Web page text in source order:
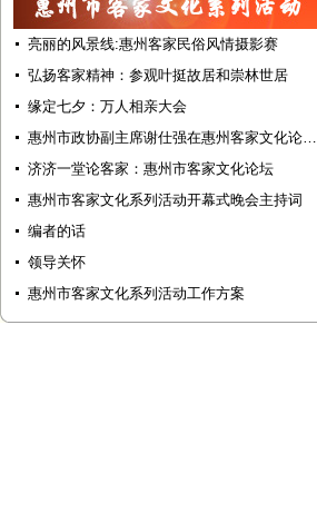
亮丽的风景线:惠州客家民俗风情摄影赛
弘扬客家精神：参观叶挺故居和崇林世居
缘定七夕：万人相亲大会
惠州市政协副主席谢仕强在惠州客家文化论…
济济一堂论客家：惠州市客家文化论坛
惠州市客家文化系列活动开幕式晚会主持词
编者的话
领导关怀
惠州市客家文化系列活动工作方案